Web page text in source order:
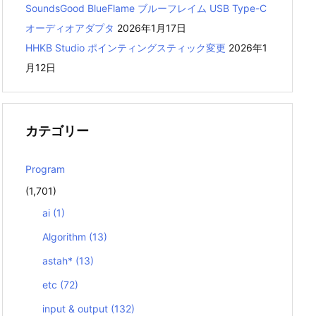
SoundsGood BlueFlame ブルーフレイム USB Type-C
オーディオアダプタ 2026年1月17日
HHKB Studio ポインティングスティック変更 2026年1
月12日
カテゴリー
Program
(1,701)
ai (1)
Algorithm (13)
astah* (13)
etc (72)
input & output (132)